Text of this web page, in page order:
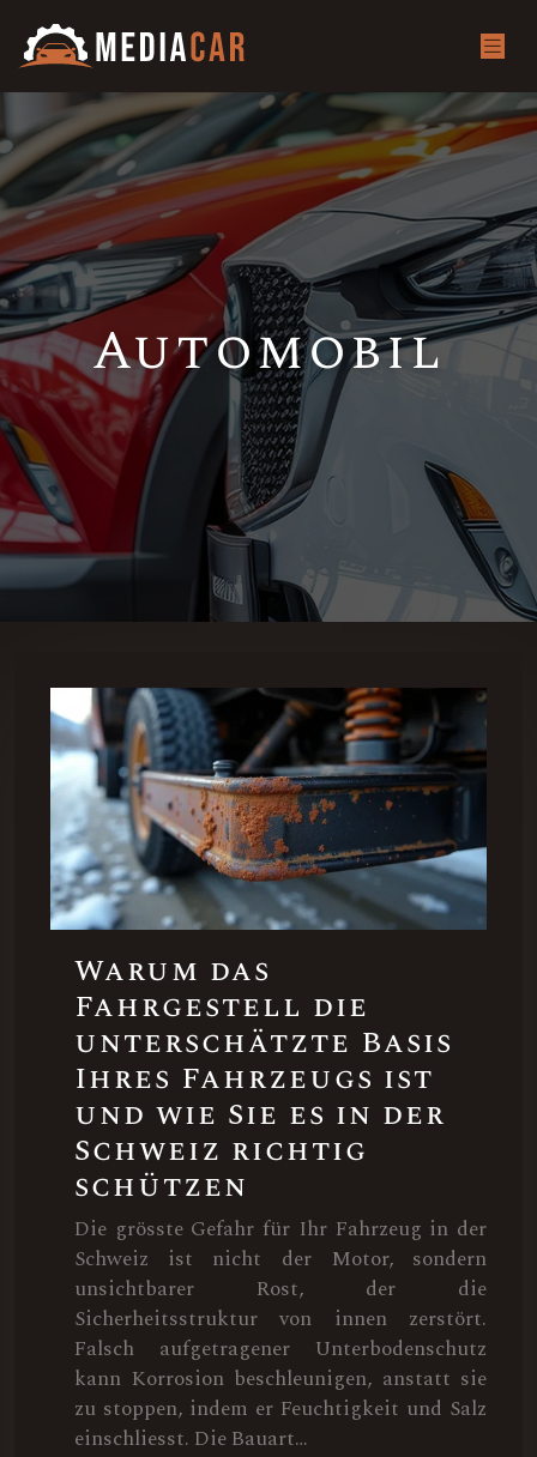
Automobil
Warum das
Fahrgestell die
unterschätzte Basis
Ihres Fahrzeugs ist
und wie Sie es in der
Schweiz richtig
schützen
Die grösste Gefahr für Ihr Fahrzeug in der
Schweiz ist nicht der Motor, sondern
unsichtbarer Rost, der die
Sicherheitsstruktur von innen zerstört.
Falsch aufgetragener Unterbodenschutz
kann Korrosion beschleunigen, anstatt sie
zu stoppen, indem er Feuchtigkeit und Salz
einschliesst. Die Bauart…